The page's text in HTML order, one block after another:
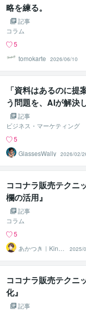
略を練る。
記事
コラム
5
tomokarte
2026/06/10
「資料はあるのに提
う問題を、AIが解決
記事
ビジネス・マーケティング
5
GlassesWally 2026/02/
ココナラ販売テクニ
欄の活用』
記事
コラム
5
あかつき｜Kindl
e本出版中
2025/
ココナラ販売テクニ
化』
記事